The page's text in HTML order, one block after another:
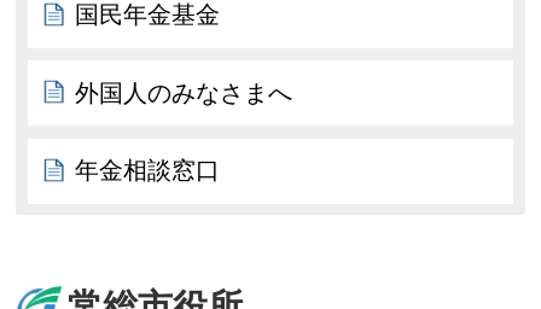
国民年金基金
外国人のみなさまへ
年金相談窓口